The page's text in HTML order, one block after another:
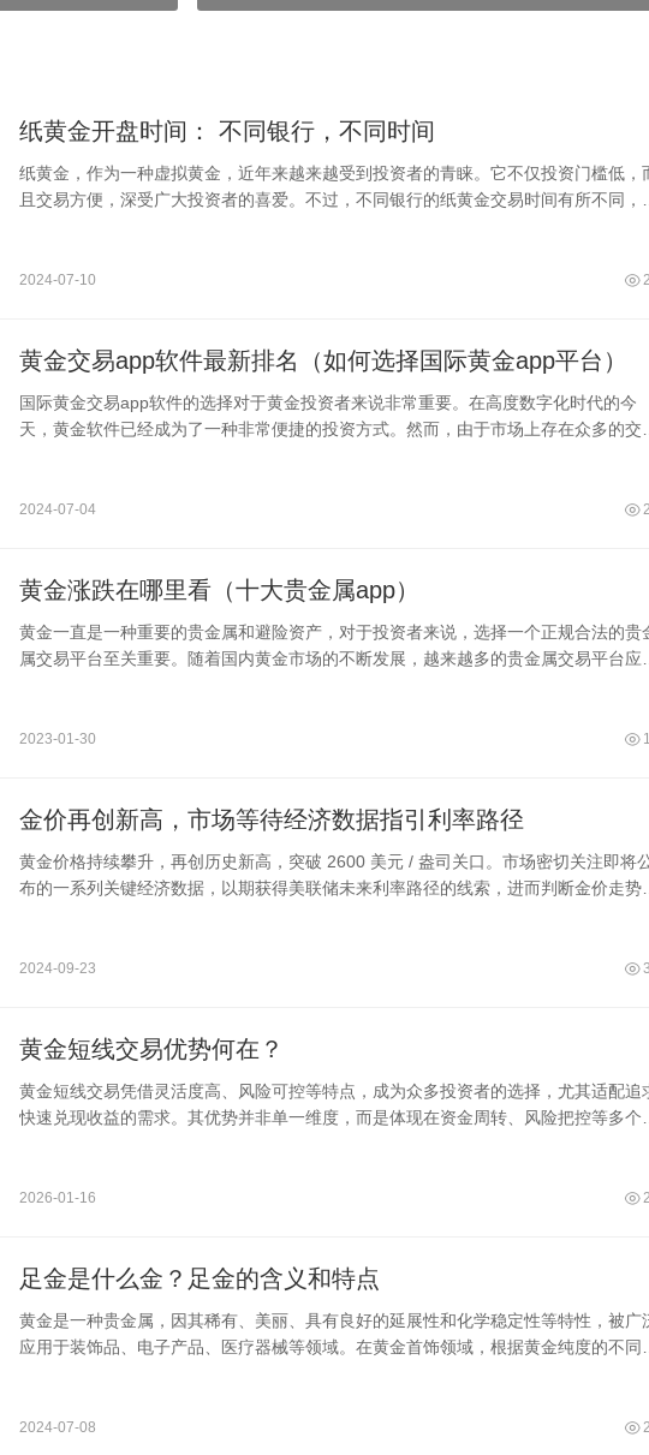
纸黄金开盘时间： 不同银行，不同时间
纸黄金，作为一种虚拟黄金，近年来越来越受到投资者的青睐。它不仅投资门槛低，
且交易方便，深受广大投资者的喜爱。不过，不同银行的纸黄金交易时间有所不同，投
2024-07-10
黄金交易app软件最新排名（如何选择国际黄金app平台）
国际黄金交易app软件的选择对于黄金投资者来说非常重要。在高度数字化时代的今
天，黄金软件已经成为了一种非常便捷的投资方式。然而，由于市场上存在众多的交易
2024-07-04
黄金涨跌在哪里看（十大贵金属app）
黄金一直是一种重要的贵金属和避险资产，对于投资者来说，选择一个正规合法的贵
属交易平台至关重要。随着国内黄金市场的不断发展，越来越多的贵金属交易平台应运
2023-01-30
金价再创新高，市场等待经济数据指引利率路径
黄金价格持续攀升，再创历史新高，突破 2600 美元 / 盎司关口。市场密切关注即将
布的一系列关键经济数据，以期获得美联储未来利率路径的线索，进而判断金价走势。
2024-09-23
黄金短线交易优势何在？
黄金短线交易凭借灵活度高、风险可控等特点，成为众多投资者的选择，尤其适配追
快速兑现收益的需求。其优势并非单一维度，而是体现在资金周转、风险把控等多个层
2026-01-16
足金是什么金？足金的含义和特点
黄金是一种贵金属，因其稀有、美丽、具有良好的延展性和化学稳定性等特性，被广
应用于装饰品、电子产品、医疗器械等领域。在黄金首饰领域，根据黄金纯度的不同，
2024-07-08